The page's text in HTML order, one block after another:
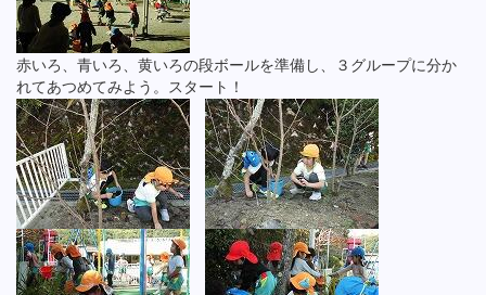
赤いろ、青いろ、黄いろの段ボールを準備し、３グループに分か
れてあつめてみよう。スタート！